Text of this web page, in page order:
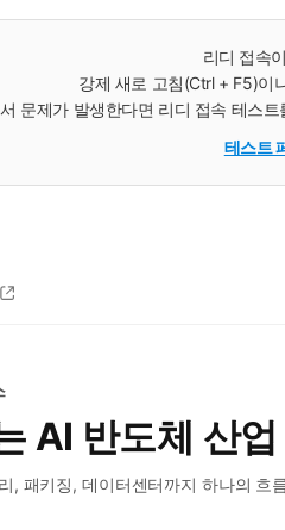
리디 접속
강제 새로 고침(Ctrl + F5)이
문제가 발생한다면 리디 접속 테스
테스트
AI 반도체 산업
, 패키징, 데이터센터까지 하나의 흐